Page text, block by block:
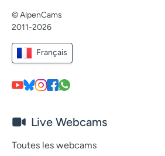
© AlpenCams
2011-2026
Français
Live Webcams
Toutes les webcams